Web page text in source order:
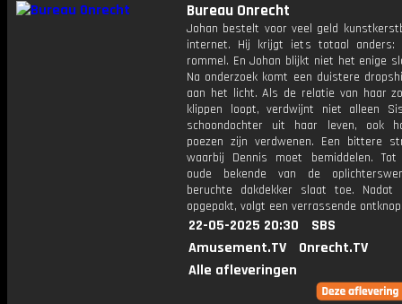
Bureau Onrecht
Johan bestelt voor veel geld
internet. Hij krijgt iets totaal anders:
rommel. En Johan blijkt niet het enige
Na onderzoek komt een duistere
aan het licht. Als de relatie van haar
klippen loopt, verdwijnt niet alleen
schoondochter uit haar leven, ook
poezen zijn verdwenen. Een bittere
waarbij Dennis moet bemiddelen.
oude bekende van de
beruchte dakdekker slaat toe.
opgepakt, volgt een verrassende
22-05-2025 20:30
SBS
Amusement.TV
Onrecht.TV
Alle afleveringen